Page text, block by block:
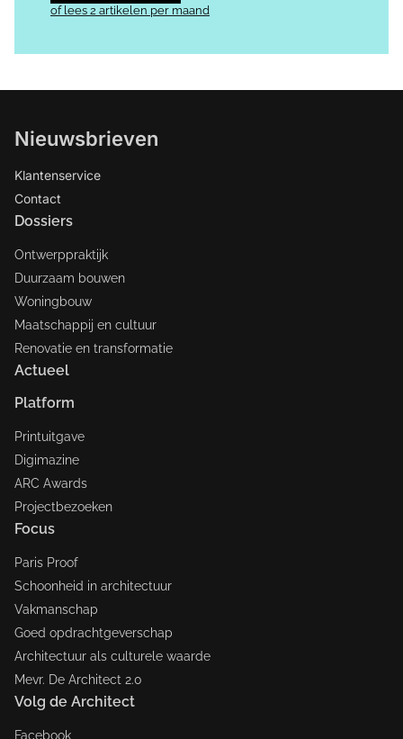
of lees 2 artikelen per maand
Nieuwsbrieven
Klantenservice
Contact
Dossiers
Ontwerppraktijk
Duurzaam bouwen
Woningbouw
Maatschappij en cultuur
Renovatie en transformatie
Actueel
Platform
Printuitgave
Digimazine
ARC Awards
Projectbezoeken
Focus
Paris Proof
Schoonheid in architectuur
Vakmanschap
Goed opdrachtgeverschap
Architectuur als culturele waarde
Mevr. De Architect 2.0
Volg de Architect
Facebook